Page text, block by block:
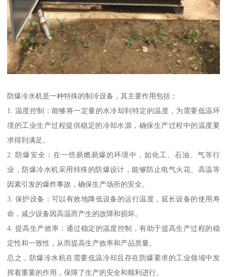
防爆冷水机是一种特殊的制冷设备，其主要作用包括：
1. 温度控制：能够将一定量的水冷却到特定的温度，为需要低温环
境的工业生产过程提供稳定的冷却水源，确保生产过程中的温度要
求得到满足。
2. 防爆安全：在一些易燃易爆的环境中，如化工、石油、气等行
业，防爆冷水机采用特殊的防爆设计，能够防止电气火花、高温等
因素引发的爆炸事故，确保生产场所的安全。
3. 保护设备：可以有效地降低设备的运行温度，延长设备的使用寿
命，减少设备因高温而产生的故障和损坏。
4. 提高生产效率：通过稳定的温度控制，有助于提高生产过程的稳
定性和一致性，从而提高生产效率和产品质量。
总之，防爆冷水机在需要低温冷却且存在防爆要求的工业领域中发
挥着重要的作用，保障了生产的安全和顺利进行。